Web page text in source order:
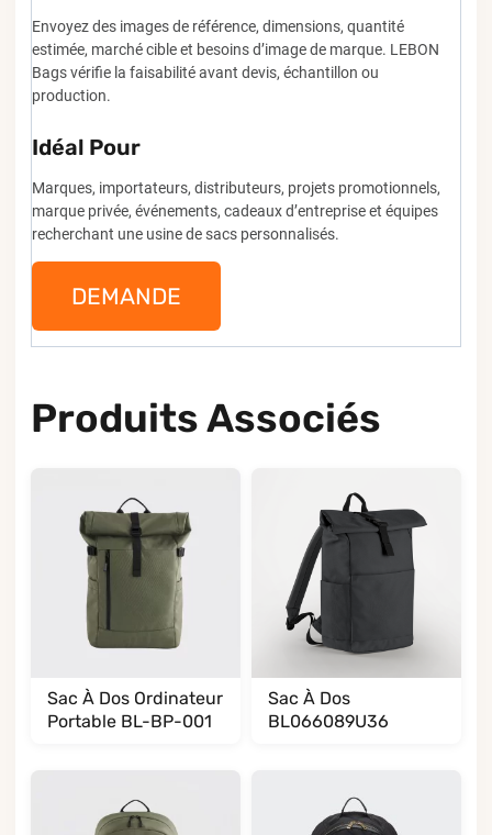
Envoyez des images de référence, dimensions, quantité
estimée, marché cible et besoins d’image de marque. LEBON
Bags vérifie la faisabilité avant devis, échantillon ou
production.
Idéal Pour
Marques, importateurs, distributeurs, projets promotionnels,
marque privée, événements, cadeaux d’entreprise et équipes
recherchant une usine de sacs personnalisés.
DEMANDE
Produits Associés
Sac À Dos Ordinateur
Portable BL-BP-001
Sac À Dos
BL066089U36